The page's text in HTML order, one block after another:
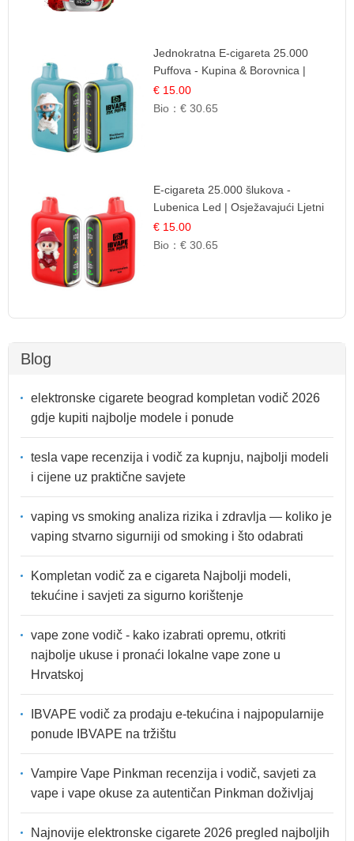
Jednokratna E-cigareta 25.000
Puffova - Kupina & Borovnica |
Šumska Voćna Mješavina
€ 15.00
Bio：€ 30.65
E-cigareta 25.000 šlukova -
Lubenica Led | Osježavajući Ljetni
Okus
€ 15.00
Bio：€ 30.65
Blog
elektronske cigarete beograd kompletan vodič 2026
gdje kupiti najbolje modele i ponude
tesla vape recenzija i vodič za kupnju, najbolji modeli
i cijene uz praktične savjete
vaping vs smoking analiza rizika i zdravlja — koliko je
vaping stvarno sigurniji od smoking i što odabrati
Kompletan vodič za e cigareta Najbolji modeli,
tekućine i savjeti za sigurno korištenje
vape zone vodič - kako izabrati opremu, otkriti
najbolje ukuse i pronaći lokalne vape zone u
Hrvatskoj
IBVAPE vodič za prodaju e-tekućina i najpopularnije
ponude IBVAPE na tržištu
Vampire Vape Pinkman recenzija i vodič, savjeti za
vape i vape okuse za autentičan Pinkman doživljaj
Najnovije elektronske cigarete 2026 pregled najboljih